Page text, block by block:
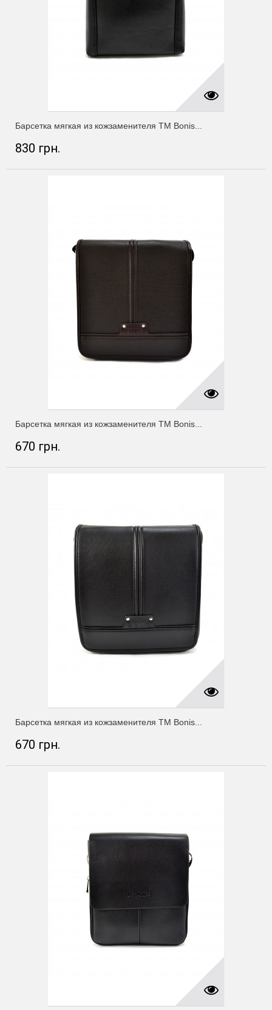
Барсетка мягкая из кожзаменителя ТМ Bonis...
830 грн.
Барсетка мягкая из кожзаменителя ТМ Bonis...
670 грн.
Барсетка мягкая из кожзаменителя ТМ Bonis...
670 грн.